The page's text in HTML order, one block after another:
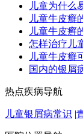
儿童为什么
儿童牛皮癣
儿童牛皮癣
怎样治疗儿
儿童牛皮癣
国内的银屑
热点疾病导航
儿童银屑病常识 |